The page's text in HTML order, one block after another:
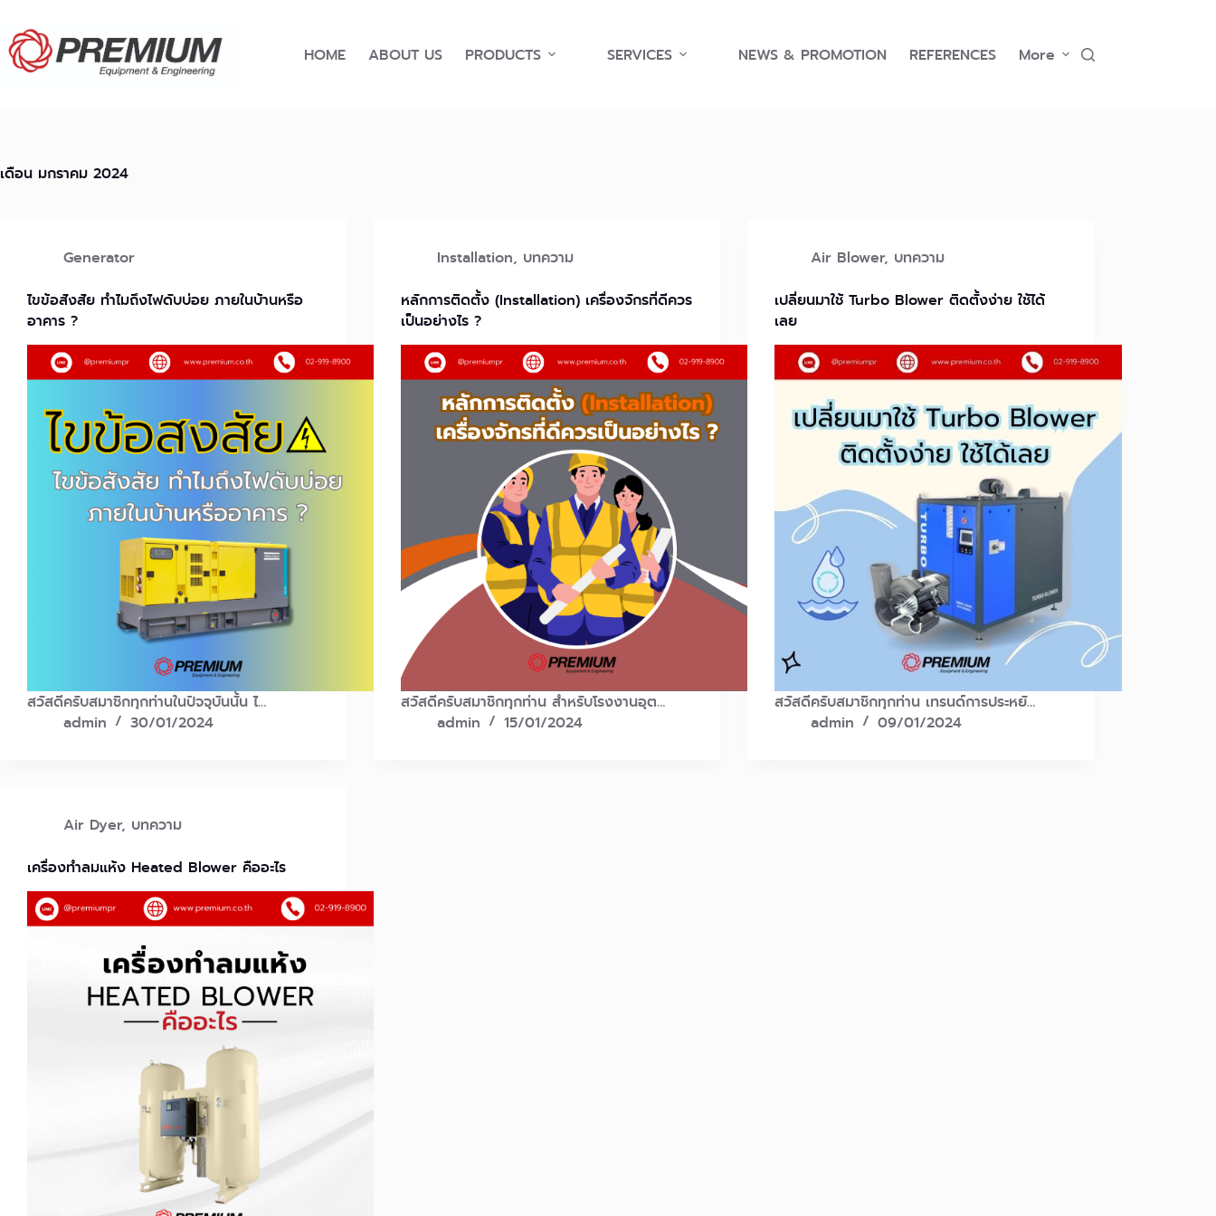
content
HOME ABOUT US PRODUCTS SERVICES NEWS & PROMOTION REFERENCES More
เดือน มกราคม 2024
Generator
ไขข้อสังสัย ทำไมถึงไฟดับบ่อย ภายในบ้านหรือ
อาคาร ?
สวัสดีครับสมาชิกทุกท่านในปัจจุบันนั้น ไ…
admin
30/01/2024
Installation, บทความ
หลักการติดตั้ง (Installation) เครื่องจักรที่ดีควร
เป็นอย่างไร ?
สวัสดีครับสมาชิกทุกท่าน สำหรับโรงงานอุต…
admin
15/01/2024
Air Blower, บทความ
เปลี่ยนมาใช้ Turbo Blower ติดตั้งง่าย ใช้ได้
เลย
สวัสดีครับสมาชิกทุกท่าน เทรนด์การประหยั…
admin
09/01/2024
Air Dyer, บทความ
เครื่องทำลมแห้ง Heated Blower คืออะไร